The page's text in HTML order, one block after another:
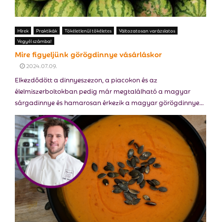
Hírek Praktikák Tökéletlenül tökéletes
Változatosan varázslatos
Vegyél számba!
Mire figyeljünk görögdinnye vásárláskor
2024.07.09.
Elkezdődött a dinnyeszezon, a piacokon és az
élelmiszerboltokban pedig már megtalálható a magyar
sárgadinnye és hamarosan érkezik a magyar görögdinnye...